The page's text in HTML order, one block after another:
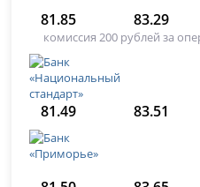
81.85 83.29
комиссия 200 рублей за
81.49 83.51